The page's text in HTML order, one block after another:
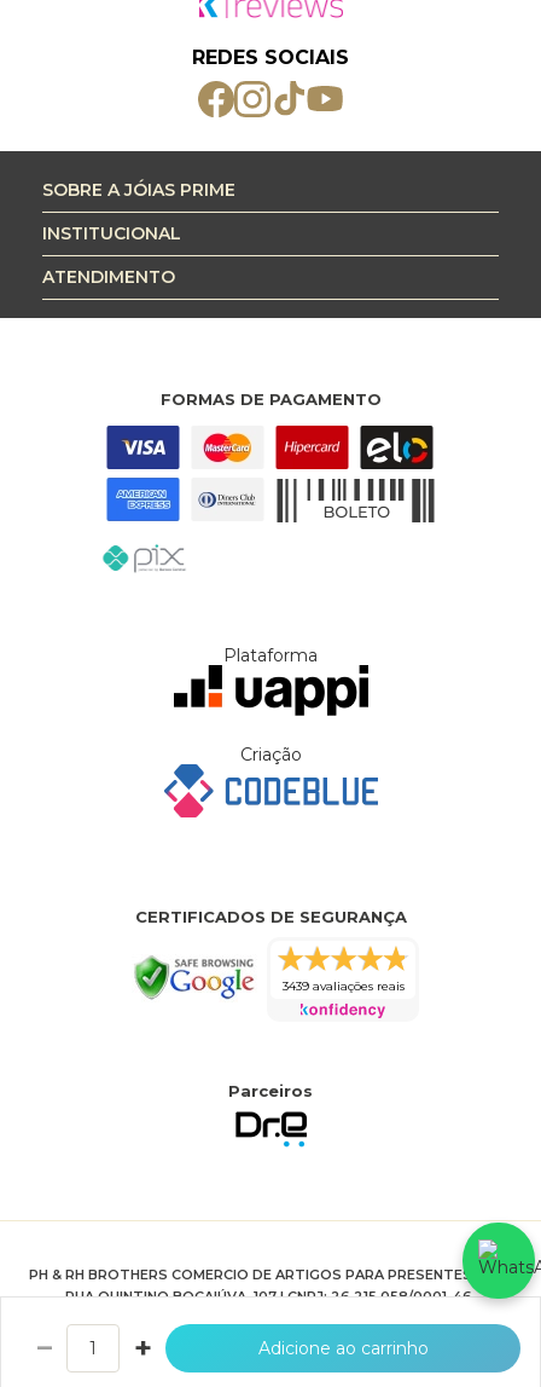
− + Adicione ao carrinho
REDES SOCIAIS
SOBRE A JÓIAS PRIME
INSTITUCIONAL
ATENDIMENTO
FORMAS DE PAGAMENTO
Plataforma
Criação
CERTIFICADOS DE SEGURANÇA
3439 avaliações reais
Parceiros
PH & RH BROTHERS COMERCIO DE ARTIGOS PARA PRESENTES LTDA
RUA QUINTINO BOCAIÚVA, 107 | CNPJ: 26.215.058/0001-46.
HTTPS://WWW.JOIASPRIME.COM.BR